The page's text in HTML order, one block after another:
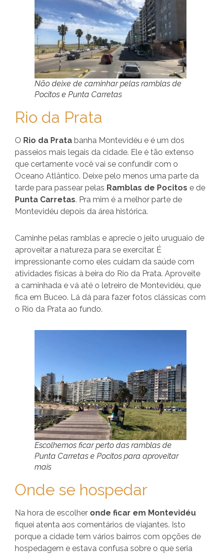
Não deixe de caminhar pelas ramblas de
Pocitos e Punta Carretas
Rio da Prata
O Rio da Prata banha Montevidéu e é um dos
passeios mais legais da cidade. Ele é tão extenso
que certamente você vai se confundir com o
Oceano Atlântico. Deixe pelo menos uma parte da
tarde para passear pelas Ramblas de Pocitos e de
Punta Carretas. Pra mim é a melhor parte de
Montevidéu depois da área histórica.
Caminhe pelas ramblas e aprecie o jeito uruguaio de
aproveitar a natureza para se exercitar. É
impressionante como eles cuidam da saúde com
atividades físicas à beira do Rio da Prata. Aproveite
a caminhada e vá até o letreiro de Montevidéu, que
fica em Buceo. Lá dá para fazer fotos clássicas com
o Rio da Prata ao fundo.
Escolhemos ficar perto das ramblas de
Punta Carretas e Pocitos para aproveitar
mais
Onde se hospedar
Na hora de escolher onde ficar em Montevidéu
fiquei atenta aos comentários de viajantes. Isto
porque a cidade tem vários bairros com opções de
hospedagem e estava confusa sobre o que seria